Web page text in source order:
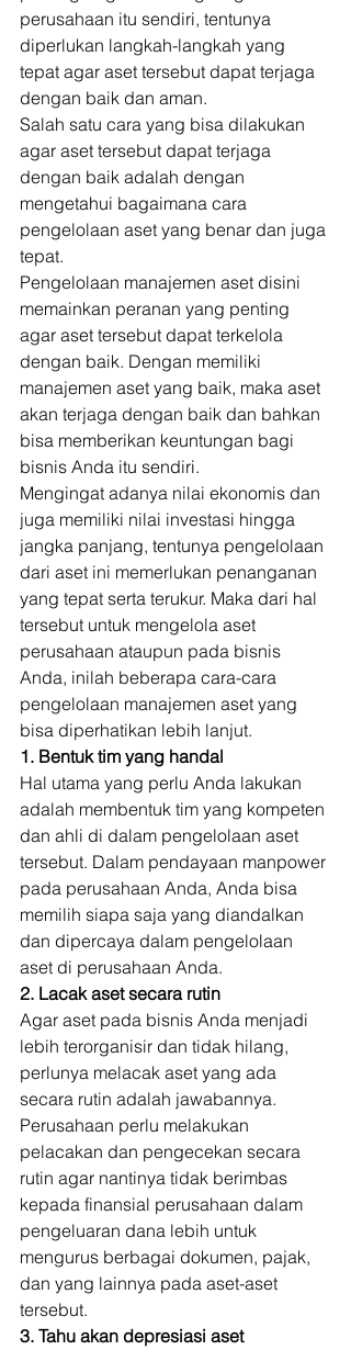
perusahaan itu sendiri, tentunya
diperlukan langkah-langkah yang
tepat agar aset tersebut dapat terjaga
dengan baik dan aman.
Salah satu cara yang bisa dilakukan
agar aset tersebut dapat terjaga
dengan baik adalah dengan
mengetahui bagaimana cara
pengelolaan aset yang benar dan juga
tepat.
Pengelolaan manajemen aset disini
memainkan peranan yang penting
agar aset tersebut dapat terkelola
dengan baik. Dengan memiliki
manajemen aset yang baik, maka aset
akan terjaga dengan baik dan bahkan
bisa memberikan keuntungan bagi
bisnis Anda itu sendiri.
Mengingat adanya nilai ekonomis dan
juga memiliki nilai investasi hingga
jangka panjang, tentunya pengelolaan
dari aset ini memerlukan penanganan
yang tepat serta terukur. Maka dari hal
tersebut untuk mengelola aset
perusahaan ataupun pada bisnis
Anda, inilah beberapa cara-cara
pengelolaan manajemen aset yang
bisa diperhatikan lebih lanjut.
1. Bentuk tim yang handal
Hal utama yang perlu Anda lakukan
adalah membentuk tim yang kompeten
dan ahli di dalam pengelolaan aset
tersebut. Dalam pendayaan manpower
pada perusahaan Anda, Anda bisa
memilih siapa saja yang diandalkan
dan dipercaya dalam pengelolaan
aset di perusahaan Anda.
2. Lacak aset secara rutin
Agar aset pada bisnis Anda menjadi
lebih terorganisir dan tidak hilang,
perlunya melacak aset yang ada
secara rutin adalah jawabannya.
Perusahaan perlu melakukan
pelacakan dan pengecekan secara
rutin agar nantinya tidak berimbas
kepada finansial perusahaan dalam
pengeluaran dana lebih untuk
mengurus berbagai dokumen, pajak,
dan yang lainnya pada aset-aset
tersebut.
3. Tahu akan depresiasi aset